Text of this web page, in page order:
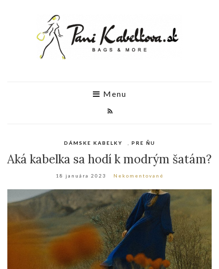
Menu
DÁMSKE KABELKY PRE ŇU
Aká kabelka sa hodí k modrým šatám?
18 januára 2023 Nekomentované